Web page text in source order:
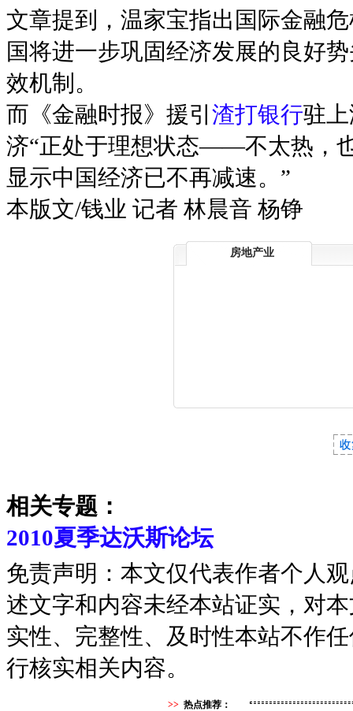
文章提到，温家宝指出国际金融
国将进一步巩固经济发展的良好
效机制。
而《金融时报》援引 渣打银行驻
济“正处于理想状态——不太热，
显示中国经济已不再减速。”
本版文/钱业 记者 林晨音 杨铮
房地产业
相关专题：
2010夏季达沃斯论坛
免责声明：本文仅代表作者个人
述文字和内容未经本站证实，对
实性、完整性、及时性本站不作
行核实相关内容。
>> 热点推荐：